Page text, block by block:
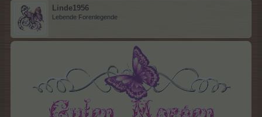
Linde1956
Lebende Forenlegende